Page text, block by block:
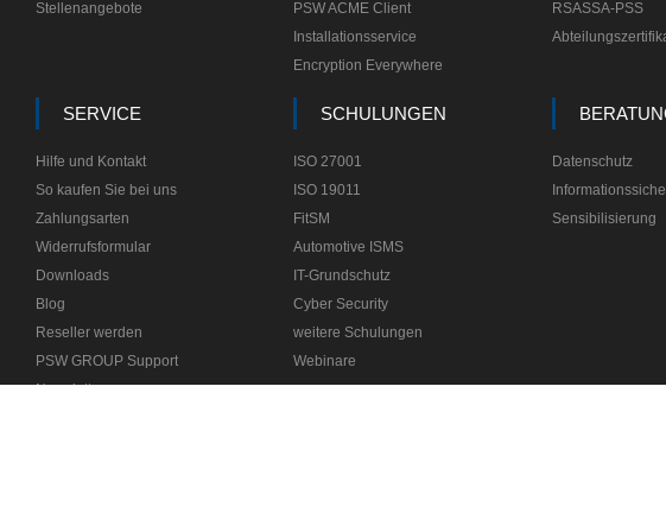
Stellenangebote
PSW ACME Client
Installationsservice
Encryption Everywhere
RSASSA-PSS
SERVICE
Hilfe und Kontakt
So kaufen Sie bei uns
Zahlungsarten
Widerrufsformular
Downloads
Blog
Reseller werden
PSW GROUP Support
Newsletter
SCHULUNGEN
ISO 27001
ISO 19011
FitSM
Automotive ISMS
IT-Grundschutz
Cyber Security
weitere Schulungen
Webinare
Datenschutz
Sensibilisierung